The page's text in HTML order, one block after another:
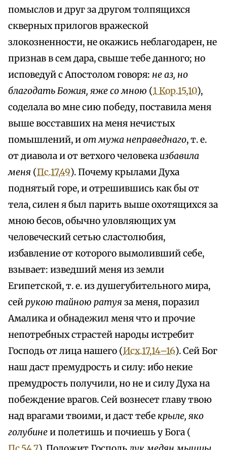
помыслов и друг за другом толпящихся
скверных прилогов вражеской
злокозненности, не окажись неблагодарен, не
признав в сем дара, свыше тебе данного; но
исповедуй с Апостолом говоря: не аз, но
благодать Божия, яже со мною (1 Кор.15,10),
соделала во мне сию победу, поставила меня
выше восставших на меня нечистых
помышлений, иот мужа неправеднаго, т. е.
от диавола и от ветхого человека избавила
меня (Пс.17,49). Почему крылами Духа
поднятый горе, и отрешившись как бы от
тела, силен я был парить выше охотящихся за
мною бесов, обычно уловляющих ум
человеческий сетью сластолюбия,
избавление от которого вымоливший себе,
взывает: изведший меня из земли
Египетской, т. е. из душегубительного мира,
сейрукою тайною ратуя за меня, поразил
Амалика и обнадежил меня что и прочие
непотребных страстей народы истребит
Господь от лица нашего (Исх.17,14–16). Сей Бог
наш даст премудрость и силу: ибо некие
премудрость получили, но не и силу Духа на
побеждение врагов. Сей вознесет главу твою
над врагами твоими, и даст тебе крыле, яко
голубинеи полетишь и почиешь у Бога (